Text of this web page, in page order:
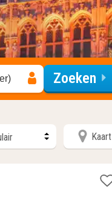
Zoeken
Kaart